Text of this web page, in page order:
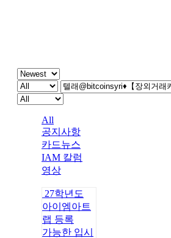
주간 IAM
All
공지사항
카드뉴스
IAM 칼럼
영상
27학년도
아이엠아트
랩 등록
가능한 입시